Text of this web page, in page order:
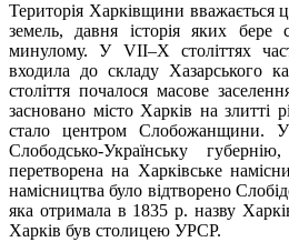
Територія Харківщини вважається
земель, давня історія яких бере
минулому. У VII–X століттях
входила до складу Хазарського
століття почалося масове
засновано місто Харків на злитті
стало центром Слобожанщини.
Слободсько-Українську
перетворена на Харківське
намісництва було відтворено
яка отримала в 1835 р. назву
Харків був столицею УРСР.